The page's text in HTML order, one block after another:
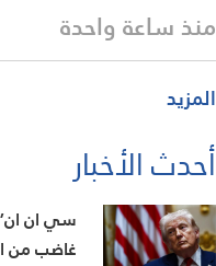
منذ ساعة واحدة
المزيد
أحدث الأخبار
سي ان
غاضب من